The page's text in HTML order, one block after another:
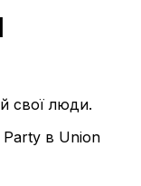
й свої люди.
Party в Union